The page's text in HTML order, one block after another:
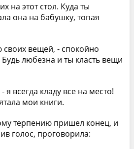
на этот стол. Куда ты
она на бабушку, топая
своих вещей, - спокойно
любезна и ты класть вещи
я всегда кладу все на место!
мои книги.
терпению пришел конец, и
голос, проговорила: